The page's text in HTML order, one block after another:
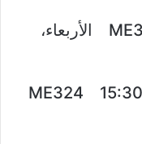
ME322 15:55 ME323 18:25 الأربعاء،